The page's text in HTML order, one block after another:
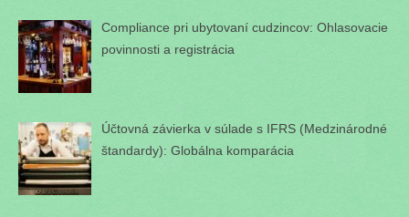
Compliance pri ubytovaní cudzincov: Ohlasovacie
povinnosti a registrácia
Účtovná závierka v súlade s IFRS (Medzinárodné
štandardy): Globálna komparácia